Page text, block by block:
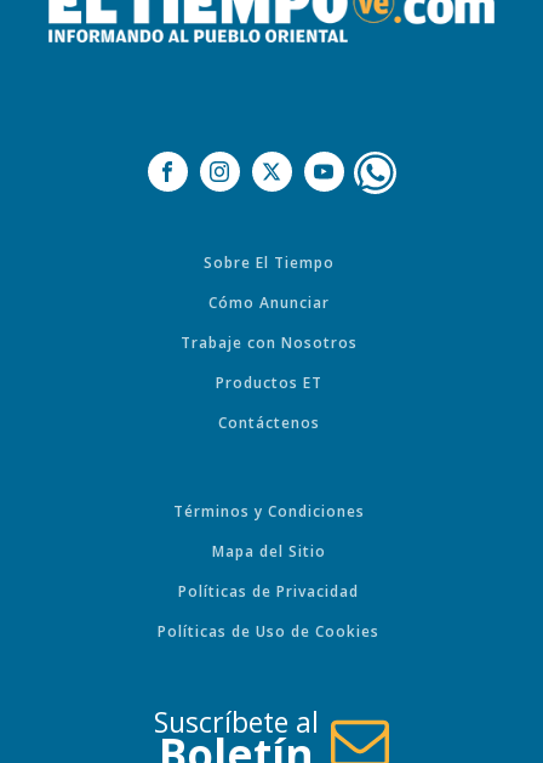
Sobre El Tiempo
Cómo Anunciar
Trabaje con Nosotros
Productos ET
Contáctenos
Términos y Condiciones
Mapa del Sitio
Políticas de Privacidad
Políticas de Uso de Cookies
Suscríbete al